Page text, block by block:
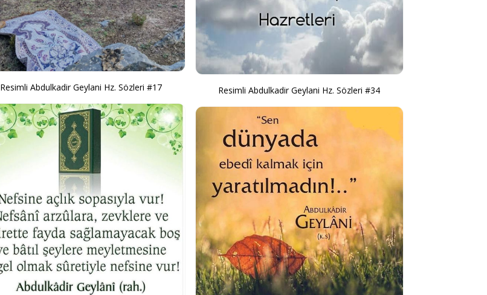
Resimli Abdulkadir Geylani Hz. Sözleri #17 Resimli Abdulkadir Geylani Hz. Sözleri #34